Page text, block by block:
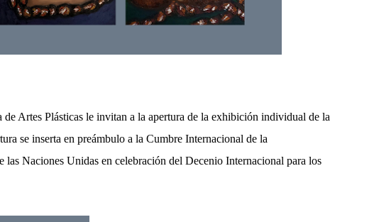
Artes Plásticas le invitan a la apertura de la exhibición individual de la
se inserta en preámbulo a la Cumbre Internacional de la
Naciones Unidas en celebración del Decenio Internacional para los